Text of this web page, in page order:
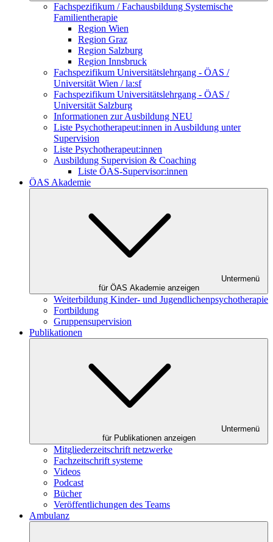
Fachspezifikum / Fachausbildung Systemische
Familientherapie
Region Wien
Region Graz
Region Salzburg
Region Innsbruck
Fachspezifikum Universitätslehrgang - ÖAS /
Universität Wien / la:sf
Fachspezifikum Universitätslehrgang - ÖAS /
Universität Salzburg
Informationen zur Ausbildung NEU
Liste Psychotherapeut:innen in Ausbildung unter
Supervision
Liste Psychotherapeut:innen
Ausbildung Supervision & Coaching
Liste ÖAS-Supervisor:innen
ÖAS Akademie
Untermenü
für ÖAS Akademie anzeigen
Weiterbildung Kinder- und Jugendlichenpsychotherapie
Fortbildung
Gruppensupervision
Publikationen
Untermenü
für Publikationen anzeigen
Mitgliederzeitschrift netzwerke
Fachzeitschrift systeme
Videos
Podcast
Bücher
Veröffentlichungen des Teams
Ambulanz